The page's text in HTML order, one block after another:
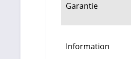
Garantie
Information